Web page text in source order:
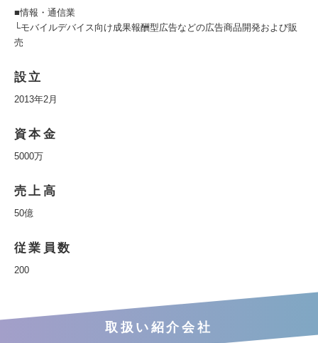
■情報・通信業
└モバイルデバイス向け成果報酬型広告などの広告商品開発および販
売
設立
2013年2月
資本金
5000万
売上高
50億
従業員数
200
取扱い紹介会社